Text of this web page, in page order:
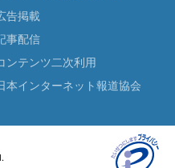
告掲載
事配信
ンテンツ二次利用
本インターネット報道協会